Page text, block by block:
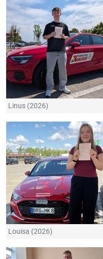
Linus (2026)
Louisa (2026)